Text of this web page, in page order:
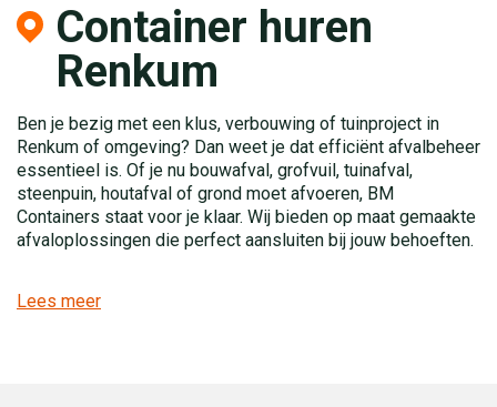
Container huren
Renkum
Ben je bezig met een klus, verbouwing of tuinproject in
Renkum of omgeving? Dan weet je dat efficiënt afvalbeheer
essentieel is. Of je nu bouwafval, grofvuil, tuinafval,
steenpuin, houtafval of grond moet afvoeren, BM
Containers staat voor je klaar. Wij bieden op maat gemaakte
afvaloplossingen die perfect aansluiten bij jouw behoeften.
Lees meer